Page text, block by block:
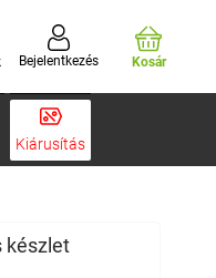
Bejelentkezés Kosár
Kiárusítás
készlet